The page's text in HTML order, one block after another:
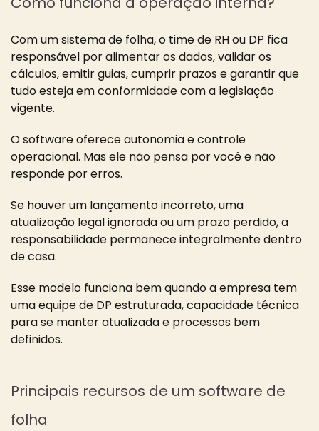
Com um sistema de folha, o time de RH ou DP fica
responsável por alimentar os dados, validar os
cálculos, emitir guias, cumprir prazos e garantir que
tudo esteja em conformidade com a legislação
vigente.
O software oferece autonomia e controle
operacional. Mas ele não pensa por você e não
responde por erros.
Se houver um lançamento incorreto, uma
atualização legal ignorada ou um prazo perdido, a
responsabilidade permanece integralmente dentro
de casa.
Esse modelo funciona bem quando a empresa tem
uma equipe de DP estruturada, capacidade técnica
para se manter atualizada e processos bem
definidos.
Principais recursos de um software de
folha